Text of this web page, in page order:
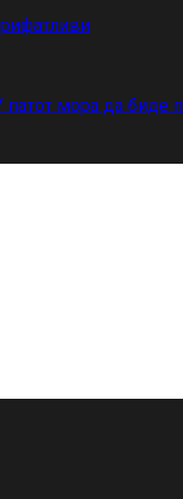
мора да биде